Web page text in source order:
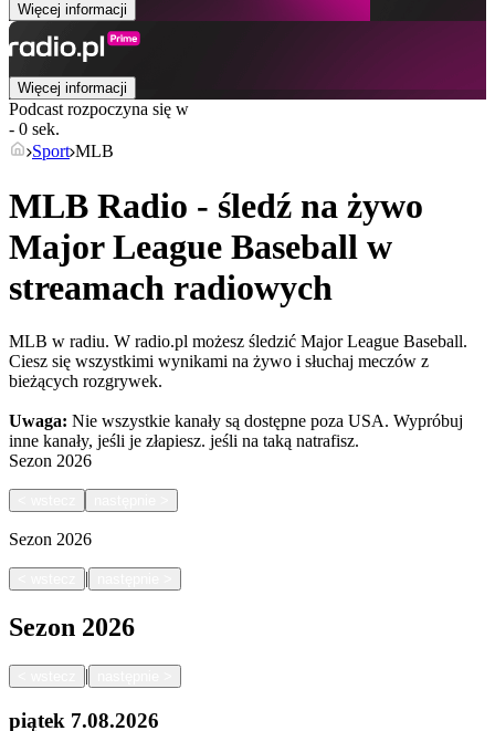
Więcej informacji
Więcej informacji
Podcast rozpoczyna się w
- 0 sek.
Sport MLB
MLB Radio - śledź na żywo
Major League Baseball w
streamach radiowych
MLB w radiu. W radio.pl możesz śledzić Major League Baseball.
Ciesz się wszystkimi wynikami na żywo i słuchaj meczów z
bieżących rozgrywek.
Uwaga: Nie wszystkie kanały są dostępne poza USA. Wypróbuj
inne kanały, jeśli je złapiesz. jeśli na taką natrafisz.
Sezon 2026
Sezon 2026
|
Sezon 2026
|
piątek 7.08.2026